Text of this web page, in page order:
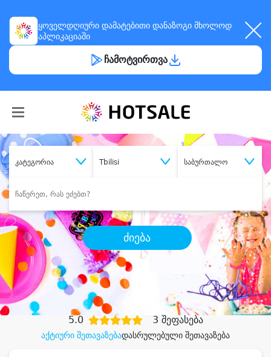
ყოველდღიური დამატებითი დანაზოგი მხოლოდ
აპლიკაციაში
ჩამოტვირთვა
კატეგორია Tbilisi საბურთალო
ძიება
შეიძინესასურველი მომსახურება
დიდი დანაზოგით
აქტიური შეთავაზებადასრულებული შეთავაზება
5.0 3 შეფასება